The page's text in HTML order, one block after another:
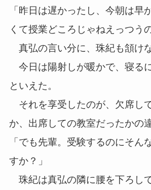
「昨日は遅かったし、今朝は早
くて授業どころじゃねえっつうの
真弘の言い分に、珠紀も頷け
今日は陽射しが暖かで、寝る
といえた。
それを享受したのが、欠席し
か、出席しての教室だったかの
「でも先輩。受験するのにそん
すか？」
珠紀は真弘の隣に腰を下ろし